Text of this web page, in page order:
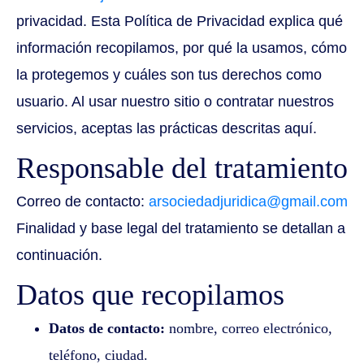
privacidad. Esta Política de Privacidad explica qué
información recopilamos, por qué la usamos, cómo
la protegemos y cuáles son tus derechos como
usuario. Al usar nuestro sitio o contratar nuestros
servicios, aceptas las prácticas descritas aquí.
Responsable del tratamiento
Correo de contacto: arsociedadjuridica@gmail.com
Finalidad y base legal del tratamiento se detallan a
continuación.
Datos que recopilamos
Datos de contacto: nombre, correo electrónico,
teléfono, ciudad.